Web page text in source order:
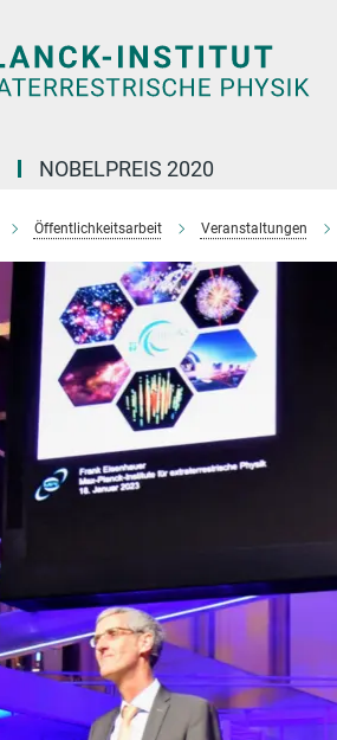
NOBELPREIS 2020
Öffentlichkeitsarbeit Veranstaltungen